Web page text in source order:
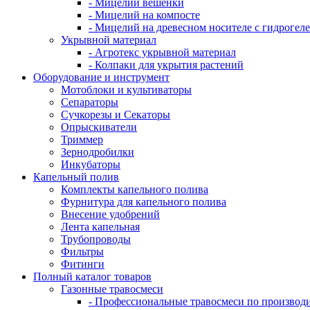
- Мицелий вешенки
- Мицелий на компосте
- Мицелий на древесном носителе с
Укрывной материал
- Агротекс укрывной материал
- Колпаки для укрытия растений
Оборудование и инструмент
Мотоблоки и культиваторы
Сепараторы
Сучкорезы и Секаторы
Опрыскиватели
Триммер
Зернодробилки
Инкубаторы
Капельный полив
Комплекты капельного полива
Фурнитура для капельного полива
Внесение удобрений
Лента капельная
Трубопроводы
Фильтры
Фитинги
Полный каталог товаров
Газонные травосмеси
- Профессиональные травосмеси по